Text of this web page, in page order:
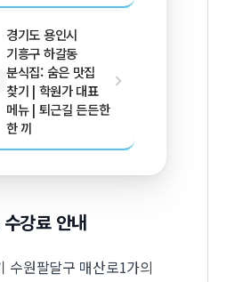
경기도 용인시
기흥구 하갈동
분식집: 숨은 맛집
찾기 | 학원가 대표
메뉴 | 퇴근길 든든한
한 끼
강료 안내
수원팔달구 매산로1가의